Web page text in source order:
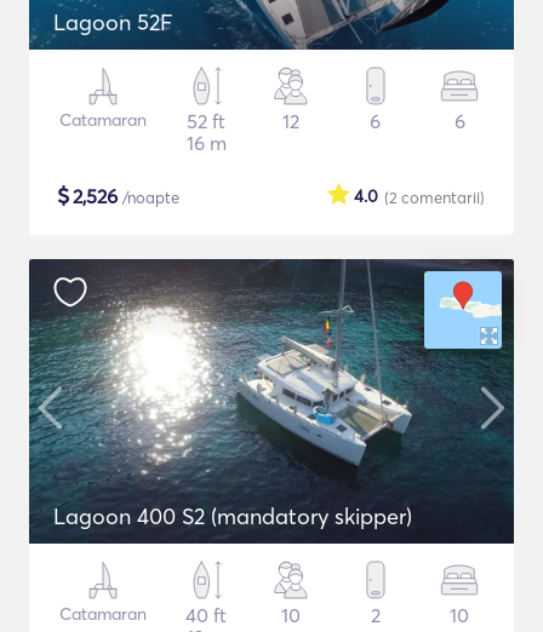
Lagoon 52F
Catamaran
52 ft
16 m
12 6 6
$2,526 /noapte (2 comentarii)
4.0
Lagoon 400 S2 (mandatory skipper)
Catamaran
40 ft
10 2 10